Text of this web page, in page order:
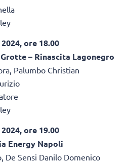
ore 18.00
Grotte – Rinascita Lagonegro
Palumbo Christian
ore 19.00
Energy Napoli
Sensi Danilo Domenico